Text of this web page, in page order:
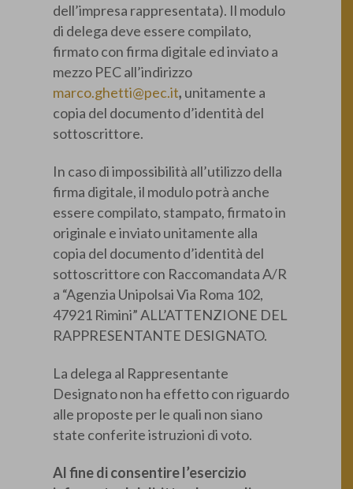
dell’impresa rappresentata). Il modulo
di delega deve essere compilato,
firmato con firma digitale ed inviato a
mezzo PEC all’indirizzo
marco.ghetti@pec.it, unitamente a
copia del documento d’identità del
sottoscrittore.
In caso di impossibilità all’utilizzo della
firma digitale, il modulo potrà anche
essere compilato, stampato, firmato in
originale e inviato unitamente alla
copia del documento d’identità del
sottoscrittore con Raccomandata A/R
a “Agenzia Unipolsai Via Roma 102,
47921 Rimini” ALL’ATTENZIONE DEL
RAPPRESENTANTE DESIGNATO.
La delega al Rappresentante
Designato non ha effetto con riguardo
alle proposte per le quali non siano
state conferite istruzioni di voto.
Al fine di consentire l’esercizio